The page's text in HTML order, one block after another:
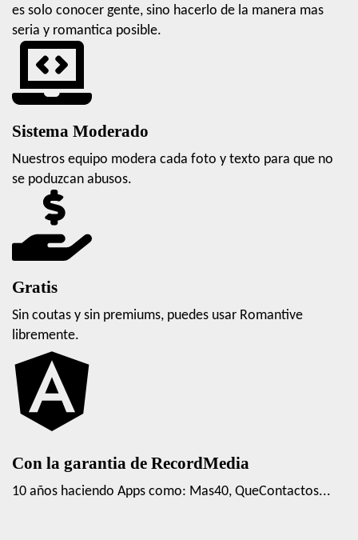
es solo conocer gente, sino hacerlo de la manera mas
seria y romantica posible.
Sistema Moderado
Nuestros equipo modera cada foto y texto para que no
se poduzcan abusos.
Gratis
Sin coutas y sin premiums, puedes usar Romantive
libremente.
Con la garantia de RecordMedia
10 años haciendo Apps como: Mas40, QueContactos...